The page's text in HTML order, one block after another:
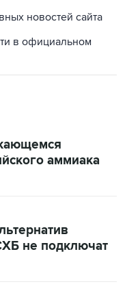
новостей сайта
в официальном
аммиака
не подключат